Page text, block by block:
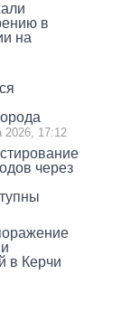
в
на
2026, 17:12
через
в Керчи